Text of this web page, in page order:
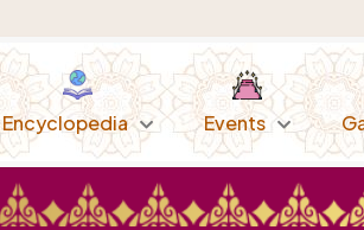
Encyclopedia Events